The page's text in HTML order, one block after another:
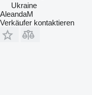
Ukraine
AleandaM
Verkäufer kontaktieren